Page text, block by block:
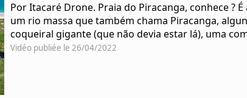
Por Itacaré Drone. Praia do Piracanga, conhece ?
um rio massa que também chama Piracanga,
coqueiral gigante (que não devia estar lá), uma
Vidéo publiée le 26/04/2022